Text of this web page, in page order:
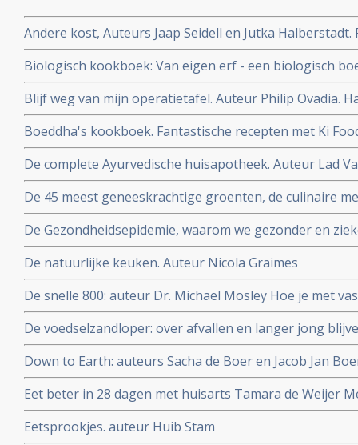
Andere kost, Auteurs Jaap Seidell en Jutka
duurzamer voedselsysteem
Biologisch kookboek: Van eigen erf - een biologisch
Auteurs Iris van de Graaf en Maria van Boxtel
Blijf weg van mijn operatietafel. Auteur Philip Ovadia.
om gewicht te verliezen, ziekte te voorkomen en je
Boeddha's kookboek. Fantastische recepten met Ki
De complete Ayurvedische huisapotheek. Auteur Lad
wijsheid van 5000 jaar oude medische kennis uit India
De 45 meest geneeskrachtige groenten, de culinaire
Dijkman
De Gezondheidsepidemie, waarom we gezonder en
De natuurlijke keuken. Auteur Nicola Graimes
De snelle 800: auteur Dr. Michael Mosley Hoe je met
zelfs kanker en diabetes kan voorkomen of zelfs
De voedselzandloper: over afvallen en langer jong
Down to Earth: auteurs Sacha de Boer en Jacob Jan
Eet beter in 28 dagen met huisarts Tamara de Weijer
recepten en weekmenu's
Eetsprookjes. auteur Huib Stam